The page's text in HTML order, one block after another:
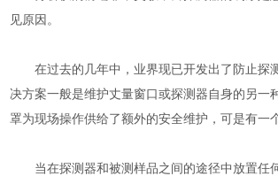
见原因。
在过去的几年中，业界现已开发出了防止探
决方案一般是维护丈量窗口或探测器自身的另一
罩为现场操作供给了额外的安全维护，可是有一
当在探测器和被测样品之间的途径中放置任